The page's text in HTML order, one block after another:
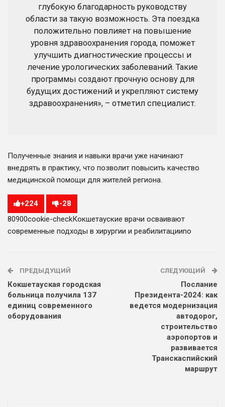
глубокую благодарность руководству
области за такую возможность. Эта поездка
положительно повлияет на повышение
уровня здравоохранения города, поможет
улучшить диагностические процессы и
лечение урологических заболеваний. Такие
программы создают прочную основу для
будущих достижений и укрепляют систему
здравоохранения», – отметил специалист.
Полученные знания и навыки врачи уже начинают
внедрять в практику, что позволит повысить качество
медицинской помощи для жителей региона.
+224 -28
80900cookie-checkКокшетауские врачи осваивают
современные подходы в хирургии и реабилитацииno
ПРЕДЫДУЩИЙ
Кокшетауская городская
больница получила 137
единиц современного
оборудования
СЛЕДУЮЩИЙ
Послание
Президента-2024: как
ведется модернизация
автодорог,
строительство
аэропортов и
развивается
Транскаспийский
маршрут